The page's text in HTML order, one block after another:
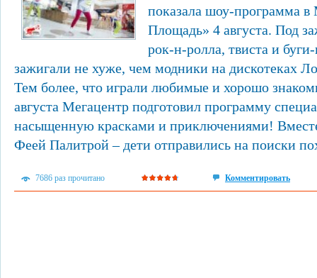
показала шоу-программа в
Площадь» 4 августа. Под
рок-н-ролла, твиста и
зажигали не хуже, чем модники на дискотеках
Тем более, что играли любимые и хорошо
августа Мегацентр подготовил программу
насыщенную красками и приключениями!
Феей Палитрой – дети отправились на поиски
7686 раз прочитано Комментировать